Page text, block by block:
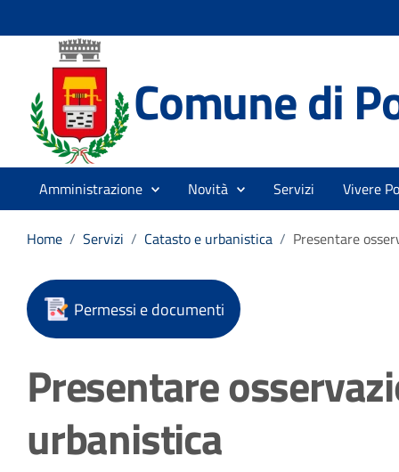
Comune di
Amministrazione Novità Servizi Vivere
Home / Servizi / Catasto e urbanistica / Presentare
Permessi e documenti
Presentare
urbanistica